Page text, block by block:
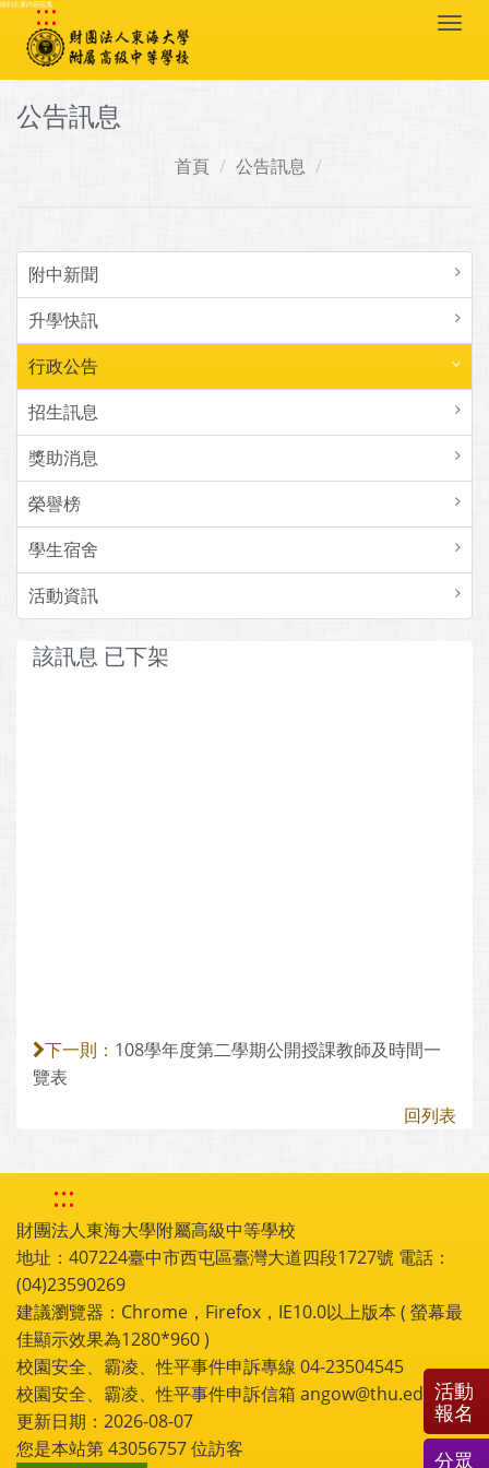
跳到主要內容區塊
:::
公告訊息
首頁 公告訊息
附中新聞
升學快訊
行政公告
招生訊息
獎助消息
榮譽榜
學生宿舍
活動資訊
該訊息 已下架
下一則： 108學年度第二學期公開授課教師及時間一
覽表
回列表
:::
財團法人東海大學附屬高級中等學校
地址：407224臺中市西屯區臺灣大道四段1727號 電話：
(04)23590269
建議瀏覽器：Chrome，Firefox，IE10.0以上版本 ( 螢幕最
佳顯示效果為1280*960 )
校園安全、霸凌、性平事件申訴專線 04-23504545
校園安全、霸凌、性平事件申訴信箱 angow@thu.edu.tw
更新日期：2026-08-07
您是本站第43056757位訪客
活動
報名
分眾